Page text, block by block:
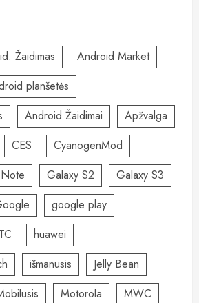
Žaidimas
Android Market
planšetės
Android Žaidimai
Apžvalga
CES
CyanogenMod
Galaxy S2
Galaxy S3
google play
huawei
išmanusis
Jelly Bean
Motorola
MWC